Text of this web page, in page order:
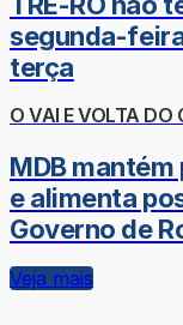
segunda-
terça
O VAI E VOLTA DO
MDB
e alimenta
Governo de
Veja mais